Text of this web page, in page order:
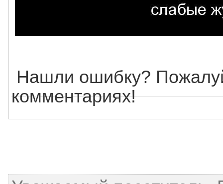
Нашли ошибку?
комментариях!